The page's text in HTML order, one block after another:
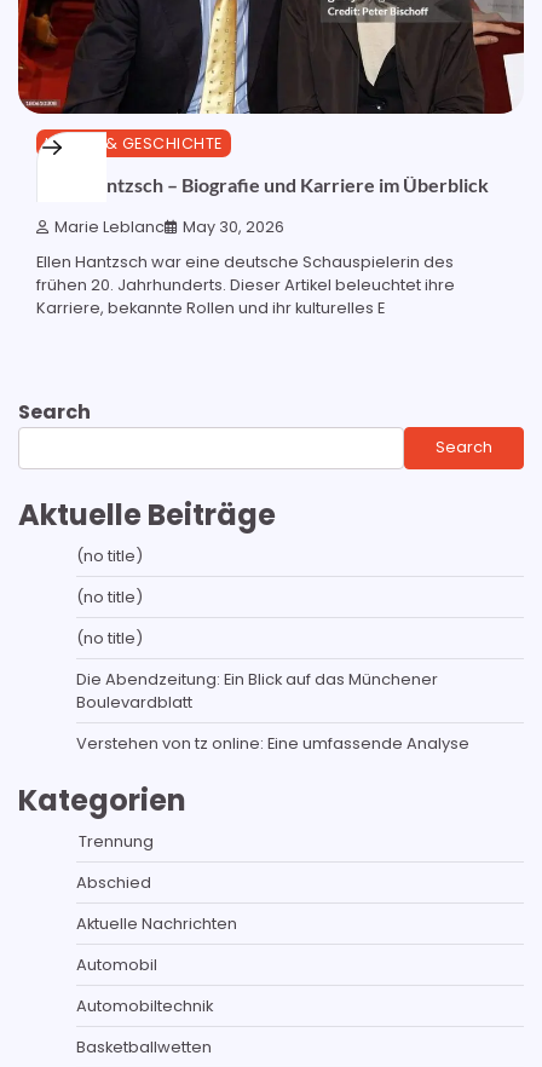
KULTUR & GESCHICHTE
Ellen Hantzsch – Biografie und Karriere im Überblick
Marie Leblanc May 30, 2026
Ellen Hantzsch war eine deutsche Schauspielerin des
frühen 20. Jahrhunderts. Dieser Artikel beleuchtet ihre
Karriere, bekannte Rollen und ihr kulturelles E
Search
Search
Aktuelle Beiträge
(no title)
(no title)
(no title)
Die Abendzeitung: Ein Blick auf das Münchener
Boulevardblatt
Verstehen von tz online: Eine umfassende Analyse
Kategorien
Trennung
Abschied
Aktuelle Nachrichten
Automobil
Automobiltechnik
Basketballwetten